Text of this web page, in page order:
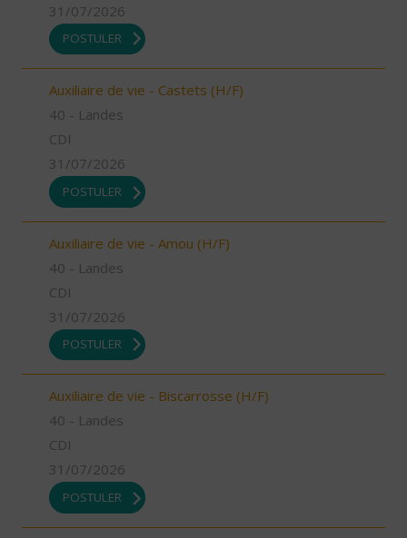
31/07/2026
POSTULER
Auxiliaire de vie - Castets (H/F)
40 - Landes
CDI
31/07/2026
POSTULER
Auxiliaire de vie - Amou (H/F)
40 - Landes
CDI
31/07/2026
POSTULER
Auxiliaire de vie - Biscarrosse (H/F)
40 - Landes
CDI
31/07/2026
POSTULER